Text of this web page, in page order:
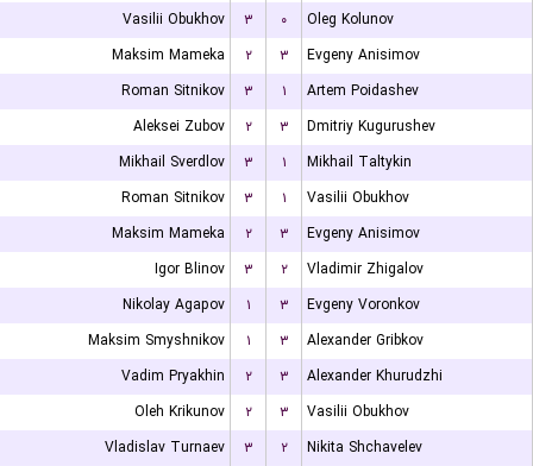
Vasilii Obukhov
۳ ۰
Oleg Kolunov
Maksim Mameka
۲ ۳
Evgeny Anisimov
Roman Sitnikov
۳ ۱
Artem Poidashev
Aleksei Zubov
۲ ۳
Dmitriy Kugurushev
Mikhail Sverdlov
۳ ۱
Mikhail Taltykin
Roman Sitnikov
۳ ۱
Vasilii Obukhov
Maksim Mameka
۲ ۳
Evgeny Anisimov
Igor Blinov
۳ ۲
Vladimir Zhigalov
Nikolay Agapov
۱ ۳
Evgeny Voronkov
Maksim Smyshnikov
۱ ۳
Alexander Gribkov
Vadim Pryakhin
۲ ۳
Alexander Khurudzhi
Oleh Krikunov
۲ ۳
Vasilii Obukhov
Vladislav Turnaev
۳ ۲
Nikita Shchavelev